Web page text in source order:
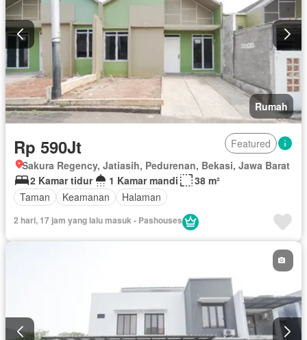
Rumah
Rp 590Jt
Featured
Sakura Regency, Jatiasih, Pedurenan, Bekasi, Jawa Barat
2 Kamar tidur
1 Kamar mandi
38 m²
Taman
Keamanan Halaman
2 hari, 17 jam yang lalu masuk - Pashouses